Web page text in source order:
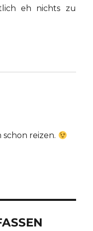
eh nichts zu
schon reizen.